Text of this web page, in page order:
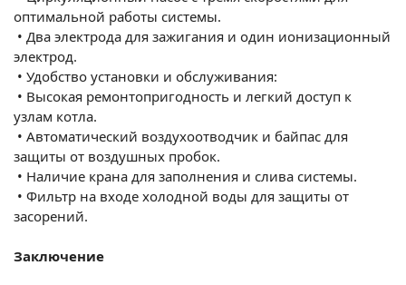
оптимальной работы системы.
• Два электрода для зажигания и один ионизационный
электрод.
• Удобство установки и обслуживания:
• Высокая ремонтопригодность и легкий доступ к
узлам котла.
• Автоматический воздухоотводчик и байпас для
защиты от воздушных пробок.
• Наличие крана для заполнения и слива системы.
• Фильтр на входе холодной воды для защиты от
засорений.
Заключение